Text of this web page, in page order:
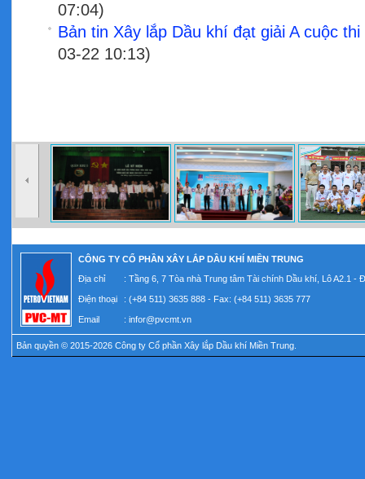
07:04)
Bản tin Xây lắp Dầu khí đạt giải A cuộc
03-22 10:13)
CÔNG TY CỔ PHẦN XÂY LẮP DẦU KHÍ MIỀN TRUNG
Địa chỉ
: Tầng 6, 7 Tòa nhà Trung tâm Tài chính Dầu khí, Lô A2.1
Điện thoại : (+84 511) 3635 888 - Fax: (+84 511) 3635 777
Email : infor@pvcmt.vn
Bản quyền © 2015-2026 Công ty Cổ phần Xây lắp Dầu khí Miền Trung.